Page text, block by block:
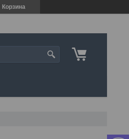
Корзина